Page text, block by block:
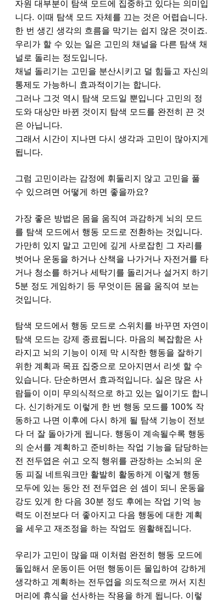
자원 대부분이 탐색 모드에 집중하고 있다는 의미입
니다. 이때 탐색 모드 자체를 끄는 것은 어렵습니다.
한 번 생긴 생각의 흐름을 막기는 쉽지 않은 것이죠.
우리가 할 수 있는 일은 고민의 채널을 다른 탐색 채
널로 돌리는 정도입니다.
채널 돌리기는 고민을 분산시키고 덜 힘들고 자신의
통제도 가능하니 효과적이기는 합니다.
그러나 그것 역시 탐색 모드일 뿐입니다 고민의 정
도와 대상만 바뀐 것이지 탐색 모드를 완전히 끈 것
은 아닙니다.
그래서 시간이 지나면 다시 생각과 고민이 많아지게
됩니다.
그럼 고민이라는 감정에 휘둘리지 않고 고민을 풀
수 있으려면 어떻게 하면 좋을까요?
가장 좋은 방법은 몸을 움직여 과감하게 뇌의 모드
를 탐색 모드에서 행동 모드로 전환하는 것입니다.
가만히 있지 말고 고민에 깊게 사로잡힌 그 자리를
벗어나 운동을 하거나 산책을 나가거나 자전거를 타
거나 청소를 하거나 세탁기를 돌리거나 설거지 하기
5분 정도 게임하기 등 무엇이든 몸을 움직여 보는
것입니다.
탐색 모드에서 행동 모드로 스위치를 바꾸면 자연이
탐색 모드는 강제 종료됩니다. 마음의 복잡함은 사
라지고 뇌의 기능이 이제 막 시작한 행동을 잘하기
위한 계획과 목표 집중으로 모아지면서 리셋 할 수
있습니다. 단순하면서 효과적입니다. 실은 많은 사
람들이 이미 무의식적으로 하고 있는 일이기도 합니
다. 신기하게도 이렇게 한 번 행동 모드를 100% 작
동하고 나면 이후에 다시 하게 될 탐색 기능이 전보
다 더 잘 돌아가게 됩니다. 행동이 계속될수록 행동
의 순서를 계획하고 준비하는 작업 기능을 담당하는
전 전두엽은 쉬고 오직 행위를 관장하는 소뇌의 운
동 피질 네트워크만 활발히 활동하게 이렇게 행동
모두에 있는 동안 전 전두엽은 쉰 셈이 되니 운동을
강도 있게 한 다음 30분 정도 후에는 작업 기억 능
력도 이전보다 더 좋아지고 다음 행동에 대한 계획
을 세우고 재조정을 하는 작업도 원활해집니다.
우리가 고민이 많을 때 이처럼 완전히 행동 모드에
돌입해서 운동이든 어떤 행동이든 몰입하여 강하게
생각하고 계획하는 전두엽을 의도적으로 꺼서 지친
머리에 휴식을 선사하는 작용을 하게 됩니다. 이렇